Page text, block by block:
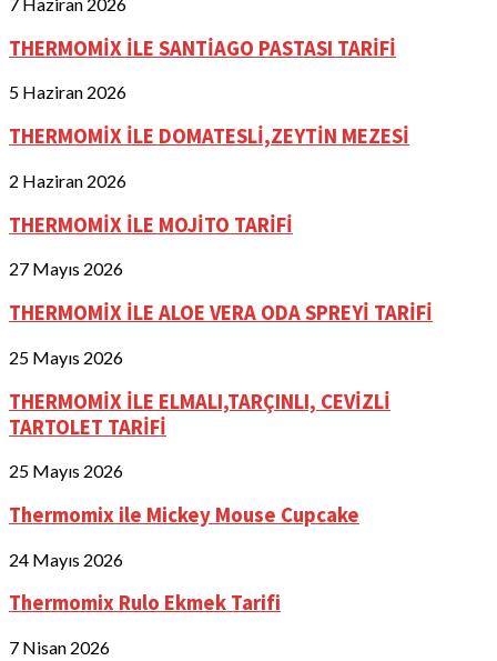
THERMOMİX İLE SANTİAGO PASTASI TARİFİ
5 Haziran 2026
THERMOMİX İLE DOMATESLİ,ZEYTİN MEZESİ
2 Haziran 2026
THERMOMİX İLE MOJİTO TARİFİ
27 Mayıs 2026
THERMOMİX İLE ALOE VERA ODA SPREYİ TARİFİ
25 Mayıs 2026
THERMOMİX İLE ELMALI,TARÇINLI, CEVİZLİ
TARTOLET TARİFİ
25 Mayıs 2026
Thermomix ile Mickey Mouse Cupcake
24 Mayıs 2026
Thermomix Rulo Ekmek Tarifi
7 Nisan 2026